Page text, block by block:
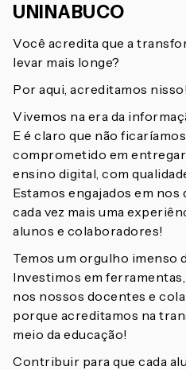
UNINABUCO
Você acredita que a
levar mais longe?
Por aqui, acreditamos nisso!
Vivemos na era da
E é claro que não
comprometido em
ensino digital, com
Estamos engajados em
cada vez mais uma
alunos e colaboradores!
Temos um orgulho imenso
Investimos em
nos nossos docentes e
porque acreditamos na
meio da educação!
Contribuir para que cada